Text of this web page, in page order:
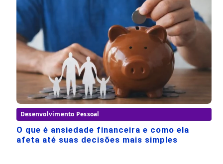
Desenvolvimento Pessoal
O que é ansiedade financeira e como ela
afeta até suas decisões mais simples